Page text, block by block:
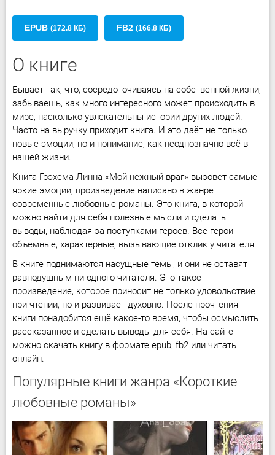
EPUB (172.8 КБ) FB2 (166.8 КБ)
О книге
Бывает так, что, сосредоточиваясь на собственной жизни,
забываешь, как много интересного может происходить в
мире, насколько увлекательны истории других людей.
Часто на выручку приходит книга. И это даёт не только
новые эмоции, но и понимание, как неоднозначно всё в
нашей жизни.
Книга Грэхема Линна «Мой нежный враг» вызовет самые
яркие эмоции, произведение написано в жанре
современные любовные романы. Это книга, в которой
можно найти для себя полезные мысли и сделать
выводы, наблюдая за поступками героев. Все герои
объемные, характерные, вызывающие отклик у читателя.
В книге поднимаются насущные темы, и они не оставят
равнодушным ни одного читателя. Это такое
произведение, которое приносит не только удовольствие
при чтении, но и развивает духовно. После прочтения
книги понадобится ещё какое-то время, чтобы осмыслить
рассказанное и сделать выводы для себя. На сайте
можно скачать книгу в формате epub, fb2 или читать
онлайн.
Популярные книги жанра «Короткие
любовные романы»